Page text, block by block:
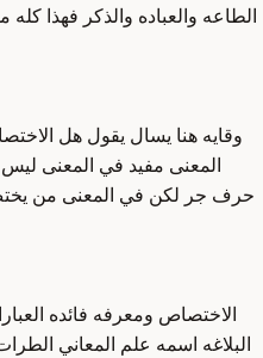
الطاعه والعباده والذكر فهذا
وقايه هنا يسال يقول هل
المعنى مفيد في المعنى ليس
حرف جر لكن في المعنى من يختص
الاختصاص ومعرفه فائده
البلاغه اسمه علم المعاني